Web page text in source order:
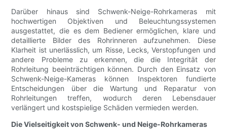
Darüber hinaus sind Schwenk-Neige-Rohrkameras mit
hochwertigen Objektiven und Beleuchtungssystemen
ausgestattet, die es dem Bediener ermöglichen, klare und
detaillierte Bilder des Rohrinneren aufzunehmen. Diese
Klarheit ist unerlässlich, um Risse, Lecks, Verstopfungen und
andere Probleme zu erkennen, die die Integrität der
Rohrleitung beeinträchtigen können. Durch den Einsatz von
Schwenk-Neige-Kameras können Inspektoren fundierte
Entscheidungen über die Wartung und Reparatur von
Rohrleitungen treffen, wodurch deren Lebensdauer
verlängert und kostspielige Schäden vermieden werden.
Die Vielseitigkeit von Schwenk- und Neige-Rohrkameras